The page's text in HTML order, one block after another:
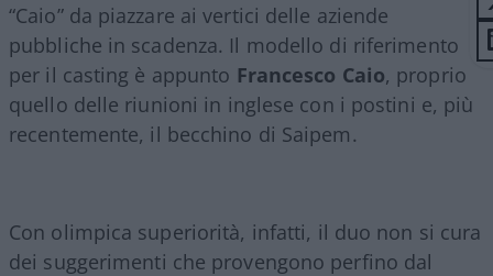
“Caio” da piazzare ai vertici delle aziende
pubbliche in scadenza. Il modello di riferimento
per il casting è appunto Francesco Caio, proprio
quello delle riunioni in inglese con i postini e, più
recentemente, il becchino di Saipem.
Con olimpica superiorità, infatti, il duo non si cura
dei suggerimenti che provengono perfino dal